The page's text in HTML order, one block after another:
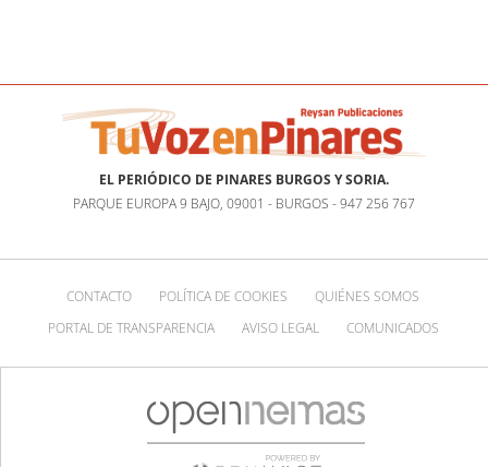
EL PERIÓDICO DE PINARES BURGOS Y SORIA.
PARQUE EUROPA 9 BAJO, 09001 - BURGOS - 947 256 767
CONTACTO POLÍTICA DE COOKIES
QUIÉNES SOMOS
PORTAL DE TRANSPARENCIA
AVISO LEGAL COMUNICADOS